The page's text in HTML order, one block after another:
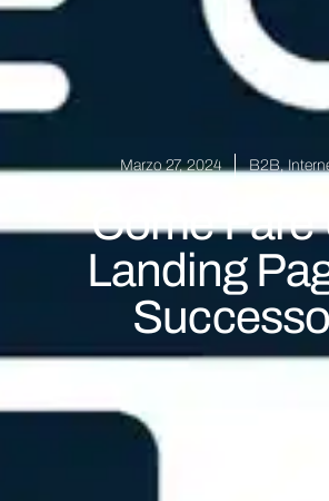
Marzo 27, 2024 B2B,
Come Fare
Landing